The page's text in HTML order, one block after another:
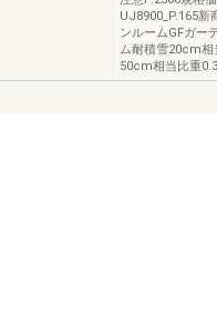
UJ8900_P.165新
ンルームGFガー
ム耐積雪20cm相
50cm相当比重